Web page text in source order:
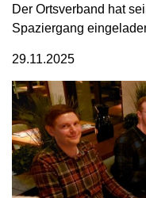
Der Ortsverband hat
Spaziergang
29.11.2025